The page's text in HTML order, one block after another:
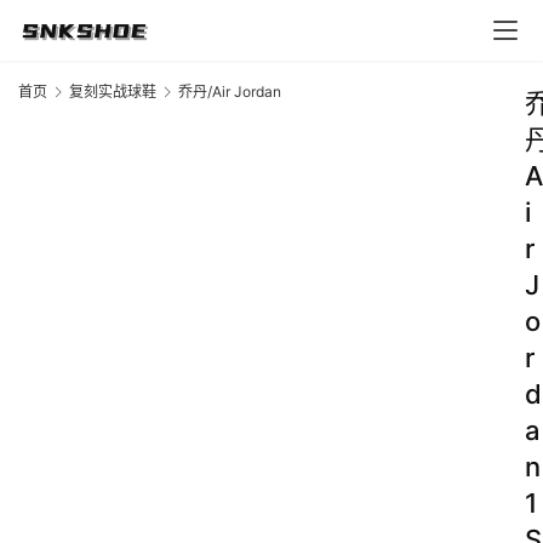
首页 复刻实战球鞋 乔丹/Air Jordan
A
i
r
J
o
r
d
a
n
1